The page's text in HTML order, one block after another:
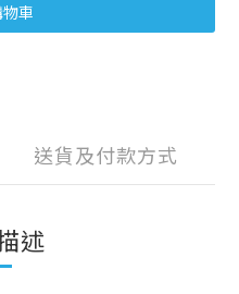
車
送貨及付款方式
述